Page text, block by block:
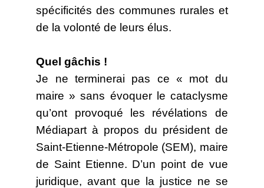
spécificités des communes rurales et
de la volonté de leurs élus.
Quel gâchis !
Je ne terminerai pas ce « mot du
maire » sans évoquer le cataclysme
qu’ont provoqué les révélations de
Médiapart à propos du président de
Saint-Etienne-Métropole (SEM), maire
de Saint Etienne. D’un point de vue
juridique, avant que la justice ne se